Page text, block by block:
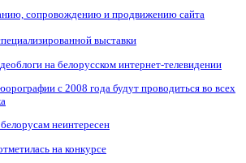
сопровождению и продвижению сайта
выставки
на белорусском интернет-телевидении
с 2008 года будут проводиться во всех
неинтересен
на конкурсе